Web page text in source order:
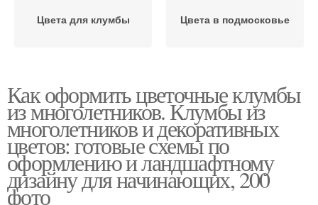
Цвета для клумбы Цвета в подмосковье
Как оформить цветочные клумбы
из многолетников. Клумбы из
многолетников и декоративных
цветов: готовые схемы по
оформлению и ландшафтному
дизайну для начинающих, 200
фото